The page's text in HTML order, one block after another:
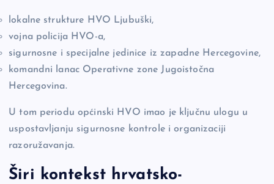
lokalne strukture HVO Ljubuški,
vojna policija HVO-a,
sigurnosne i specijalne jedinice iz zapadne Hercegovine,
komandni lanac Operativne zone Jugoistočna
Hercegovina.
U tom periodu općinski HVO imao je ključnu ulogu u
uspostavljanju sigurnosne kontrole i organizaciji
razoružavanja.
Širi kontekst hrvatsko-